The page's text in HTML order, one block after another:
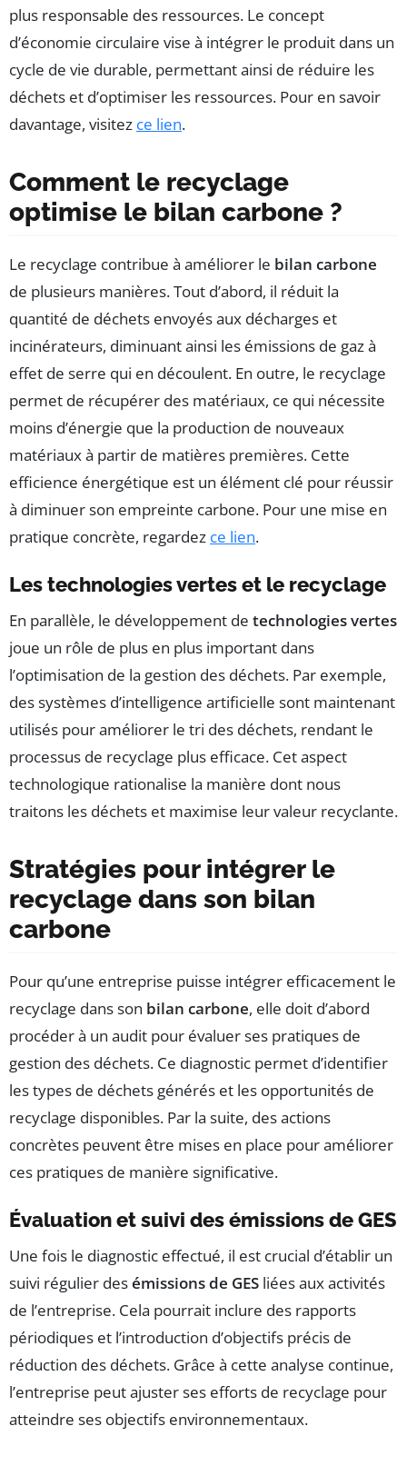
plus responsable des ressources. Le concept
d’économie circulaire vise à intégrer le produit dans un
cycle de vie durable, permettant ainsi de réduire les
déchets et d’optimiser les ressources. Pour en savoir
davantage, visitez ce lien.
Comment le recyclage
optimise le bilan carbone ?
Le recyclage contribue à améliorer le bilan carbone
de plusieurs manières. Tout d’abord, il réduit la
quantité de déchets envoyés aux décharges et
incinérateurs, diminuant ainsi les émissions de gaz à
effet de serre qui en découlent. En outre, le recyclage
permet de récupérer des matériaux, ce qui nécessite
moins d’énergie que la production de nouveaux
matériaux à partir de matières premières. Cette
efficience énergétique est un élément clé pour réussir
à diminuer son empreinte carbone. Pour une mise en
pratique concrète, regardez ce lien.
Les technologies vertes et le recyclage
En parallèle, le développement de technologies vertes
joue un rôle de plus en plus important dans
l’optimisation de la gestion des déchets. Par exemple,
des systèmes d’intelligence artificielle sont maintenant
utilisés pour améliorer le tri des déchets, rendant le
processus de recyclage plus efficace. Cet aspect
technologique rationalise la manière dont nous
traitons les déchets et maximise leur valeur recyclante.
Stratégies pour intégrer le
recyclage dans son bilan
carbone
Pour qu’une entreprise puisse intégrer efficacement le
recyclage dans son bilan carbone, elle doit d’abord
procéder à un audit pour évaluer ses pratiques de
gestion des déchets. Ce diagnostic permet d’identifier
les types de déchets générés et les opportunités de
recyclage disponibles. Par la suite, des actions
concrètes peuvent être mises en place pour améliorer
ces pratiques de manière significative.
Évaluation et suivi des émissions de GES
Une fois le diagnostic effectué, il est crucial d’établir un
suivi régulier desémissions de GES liées aux activités
de l’entreprise. Cela pourrait inclure des rapports
périodiques et l’introduction d’objectifs précis de
réduction des déchets. Grâce à cette analyse continue,
l’entreprise peut ajuster ses efforts de recyclage pour
atteindre ses objectifs environnementaux.